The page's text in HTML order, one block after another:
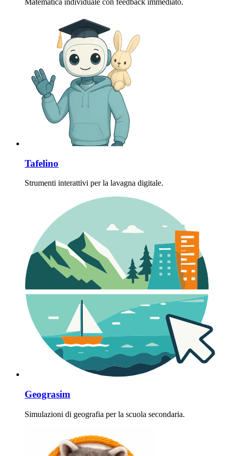
Matematica individuale con feedback immediato.
Tafelino
Strumenti interattivi per la lavagna digitale.
Geograsim
Simulazioni di geografia per la scuola secondaria.